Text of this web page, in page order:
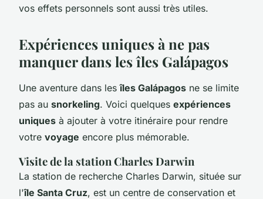
vos effets personnels sont aussi très utiles.
Expériences uniques à ne pas
manquer dans les îles Galápagos
Une aventure dans lesîles Galápagos ne se limite
pas au snorkeling. Voici quelques expériences
uniques à ajouter à votre itinéraire pour rendre
votre voyage encore plus mémorable.
Visite de la station Charles Darwin
La station de recherche Charles Darwin, située sur
l'île Santa Cruz, est un centre de conservation et